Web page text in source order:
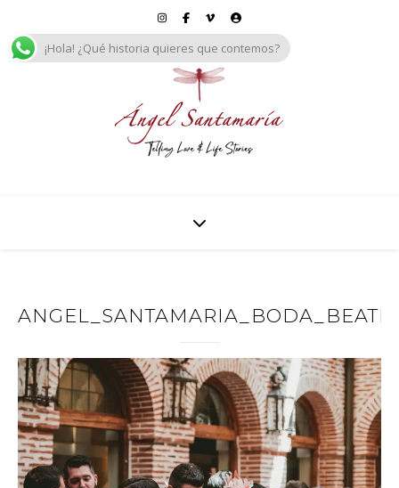
¡Hola! ¿Qué historia quieres que contemos?